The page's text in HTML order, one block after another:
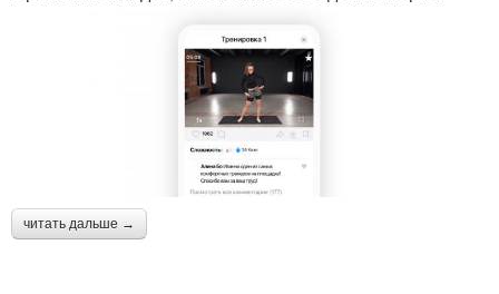
читать дальше →